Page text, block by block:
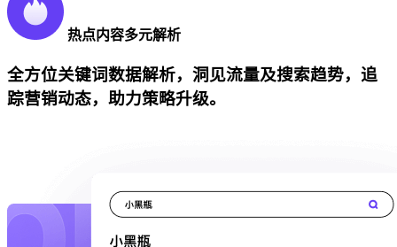
热点内容多元解析
全方位关键词数据解析，洞见流量及搜索趋势，追
踪营销动态，助力策略升级。